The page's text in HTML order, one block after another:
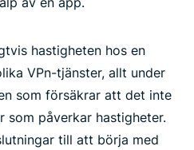
hastigheten hos en
VPn-tjänster, allt under
som försäkrar att det inte
påverkar hastigheter.
till att börja med